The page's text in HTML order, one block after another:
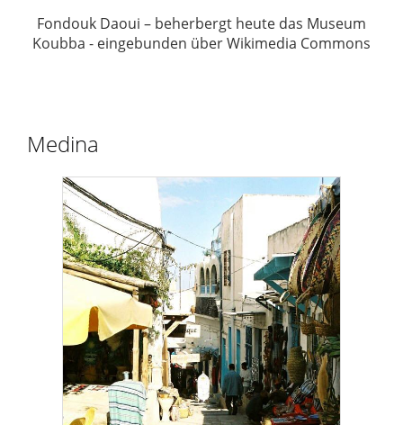
Fondouk Daoui – beherbergt heute das Museum
Koubba - eingebunden über Wikimedia Commons
Medina